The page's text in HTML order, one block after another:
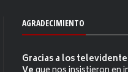
AGRADECIMIENTO
Gracias a los